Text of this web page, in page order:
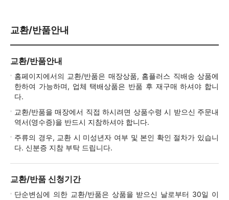
교환/반품안내
교환/반품안내
홈페이지에서의 교환/반품은 매장상품, 홈플러스 직배송 상품에
한하여 가능하며, 업체 택배상품은 반품 후 재구매 하셔야 합니
다.
교환/반품을 매장에서 직접 하시려면 상품수령 시 받으신 주문내
역서(영수증)을 반드시 지참하셔야 합니다.
주류의 경우, 교환 시 미성년자 여부 및 본인 확인 절차가 있습니
다. 신분증 지참 부탁 드립니다.
교환/반품 신청기간
단순변심에 의한 교환/반품은 상품을 받으신 날로부터 30일 이